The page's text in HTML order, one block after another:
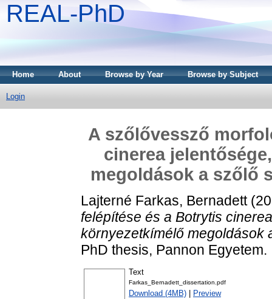
REAL-PhD
Home About Browse by Year Browse by Subject
Login
A szőlővessző
cinerea
megoldások a szőlő
Lajterné Farkas, Bernadett
felépítése és a Botrytis
környezetkímélő megoldások
PhD thesis, Pannon Egyetem.
Text
Farkas_Bernadett_dissertation.pdf
Download (4MB) Preview